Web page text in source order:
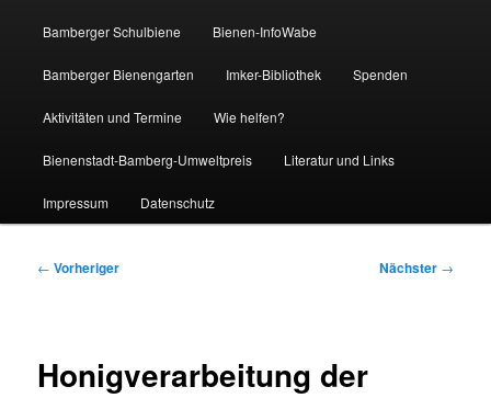
Bamberger Schulbiene Bienen-InfoWabe
Bamberger Bienengarten Imker-Bibliothek Spenden
Aktivitäten und Termine Wie helfen?
Bienenstadt-Bamberg-Umweltpreis Literatur und Links
Impressum Datenschutz
Beitragsnavigation
← Vorheriger Nächster →
Honigverarbeitung der